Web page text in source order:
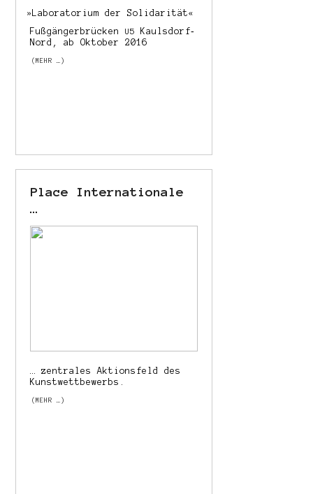
»Laboratorium der Solidarität«
FußgängerbrückenU5
Kaulsdorf‐
Nord, ab Oktober 2016
(MEHR …)
Place Internationale
…
… zentrales Aktionsfeld des
Kunstwettbewerbs.
(MEHR …)